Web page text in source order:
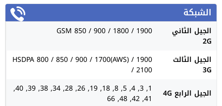
الشبكة
الجيل الثاني
2G
GSM 850 / 900 / 1800 / 1900
الجيل الثالث
3G
HSDPA 800 / 850 / 900 / 1700(AWS) / 1900
/ 2100
الجيل الرابع 4G
1, 3, 4, 5, 8, 18, 19, 26, 28, 34, 38, 39, 40,
41, 42, 48, 66